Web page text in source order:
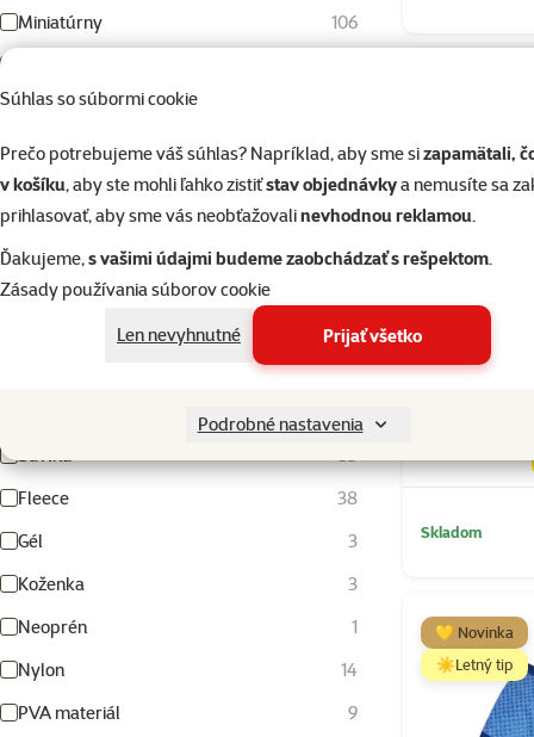
Súhlas so súbormi cookie
Prečo potrebujeme váš súhlas? Napríklad, aby sme sizapamätali,
v košíku, aby ste mohli ľahko zistiťstav objednávkya nemusíte sa
prihlasovať, aby sme vás neobťažovalinevhodnou reklamou.
Ďakujeme,s vašimi údajmi budeme zaobchádzať s rešpektom.
Zásady používania súborov cookie
Len nevyhnutné
Prijať všetko
Podrobné nastavenia
Miniatúrny
106
Stredný
Veľký
95
Obrí
33
Farba
Biela BéžováFialováHnedáModráOlivovo zelená
Oranžová
Priehľadná SvetlomodráTmavo šedá
Tmavomodrá
Tyrkysová
Šedohnedá
Žltá
Bavlna
53
Fleece
38
Gél
3
Koženka
3
Neoprén
1
Nylon
14
PVA materiál
9
Vesta
Skladom
💛 Novinka
☀️Letný tip